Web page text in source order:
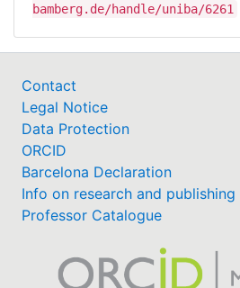
bamberg.de/handle/uniba/6261
Contact
Legal Notice
Data Protection
ORCID
Barcelona Declaration
Info on research and publishing
Professor Catalogue